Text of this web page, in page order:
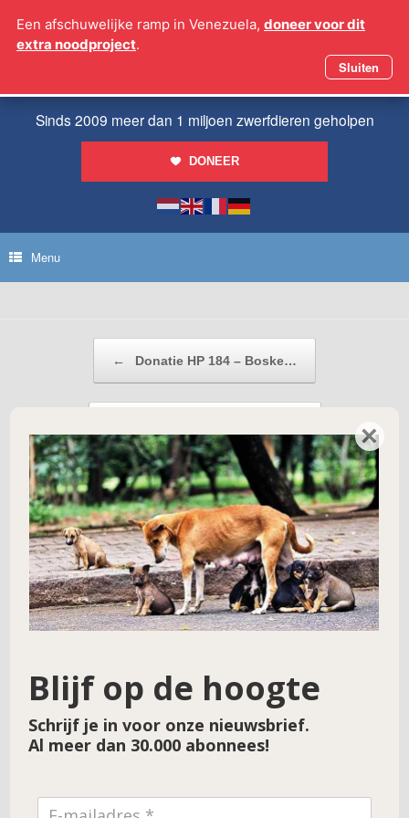
naar
Sinds 2009 meer dan 1 miljoen zwerfdieren geholpen
DONEER
Menu
← Donatie HP 184 – Boske…
Een afschuwelijke ramp in Venezuela, doneer voor dit
extra noodproject.
Sluiten
×
Blijf op de hoogte
Schrijf je in voor onze nieuwsbrief.
Al meer dan 30.000 abonnees!